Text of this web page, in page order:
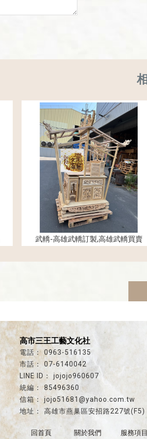
武轎-高雄武轎訂製,高雄武轎買賣
高市三王工藝文化社
0963-516135
07-6140042
jojojo960607
85496360
jojo51681@yahoo.com.tw
高雄市燕巢區安招路227號(F5)
回首頁 關於我們 服務項目